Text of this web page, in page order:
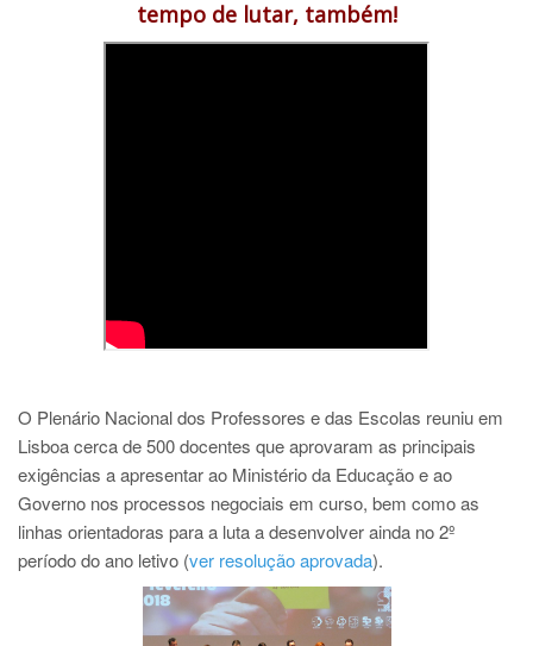
tempo de lutar, também!
O Plenário Nacional dos Professores e das Escolas reuniu em
Lisboa cerca de 500 docentes que aprovaram as principais
exigências a apresentar ao Ministério da Educação e ao
Governo nos processos negociais em curso, bem como as
linhas orientadoras para a luta a desenvolver ainda no 2º
período do ano letivo (ver resolução aprovada).